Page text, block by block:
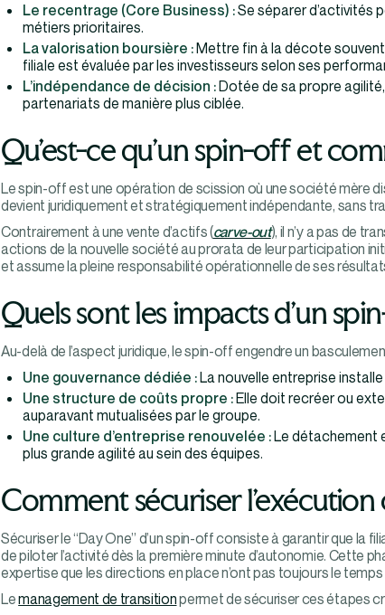
Le recentrage (Core Business) :Se séparer d’activités
métiers prioritaires.
La valorisation boursière :Mettre fin à la décote
filiale est évaluée par les investisseurs selon ses
L’indépendance de décision :Dotée de sa propre
partenariats de manière plus ciblée.
Qu’est-ce qu’un spin-off et
Le spin-off est une opération de scission où une société mère
devient juridiquement et stratégiquement indépendante, sans
Contrairement à une vente d’actifs (carve-out), il n’y a pas de
actions de la nouvelle société au prorata de leur participation
et assume la pleine responsabilité opérationnelle de ses
Quels sont les impacts d’un
Au-delà de l’aspect juridique, le spin-off engendre un
Une gouvernance dédiée :La nouvelle entreprise
Une structure de coûts propre :Elle doit recréer ou
auparavant mutualisées par le groupe.
Une culture d’entreprise renouvelée :Le détachement
plus grande agilité au sein des équipes.
Comment sécuriser
Sécuriser le “Day One” d’un spin-off consiste à garantir que la
de piloter l’activité dès la première minute d’autonomie. Cette
expertise que les directions en place n’ont pas toujours le
Lemanagement de transitionpermet de sécuriser ces étapes